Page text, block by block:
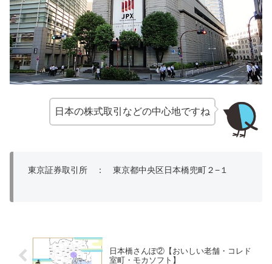
日本の株式取引などの中心地ですね
東京証券取引所 ： 東京都中央区日本橋兜町２−１
日本橋さんぽ②【おいしい老舗・コレド
室町・モカソフト】